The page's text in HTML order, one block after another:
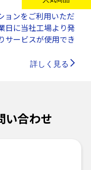
ョンをご利用いただ
日に当社工場より発
サービスが使用でき
詳しく見る
い合わせ